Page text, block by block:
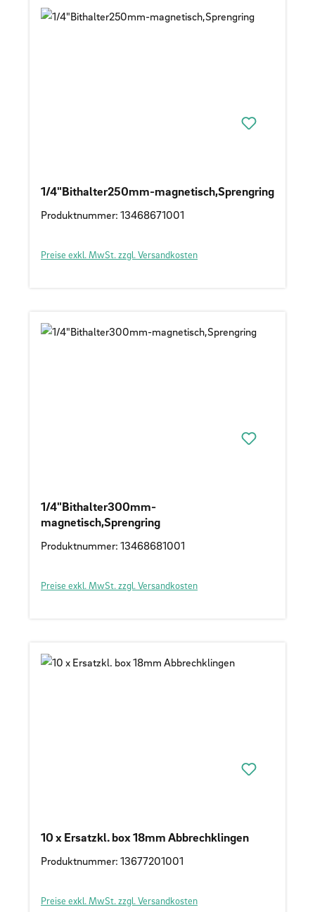
1/4"Bithalter250mm-magnetisch,Sprengring
Produktnummer: 13468671001
Preise exkl. MwSt. zzgl. Versandkosten
1/4"Bithalter300mm-
magnetisch,Sprengring
Produktnummer: 13468681001
Preise exkl. MwSt. zzgl. Versandkosten
10 x Ersatzkl. box 18mm Abbrechklingen
Produktnummer: 13677201001
Preise exkl. MwSt. zzgl. Versandkosten